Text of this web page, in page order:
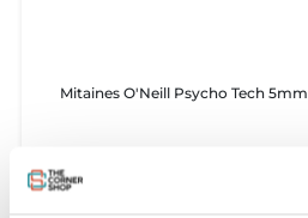
Mitaines O'Neill Psycho Tech 5mm